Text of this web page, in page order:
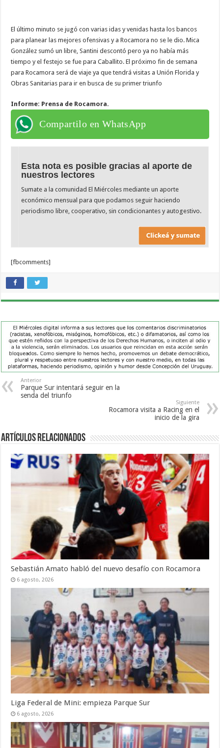
El último minuto se jugó con varias idas y venidas hasta los bancos
para planear las mejores ofensivas y a Rocamora no se le dio. Mica
González sumó un libre, Santini descontó pero ya no había más
tiempo y el festejo se fue para Caballito. El próximo fin de semana
para Rocamora será de viaje ya que tendrá visitas a Unión Florida y
Obras Sanitarias para ir en busca de su primer triunfo
Informe: Prensa de Rocamora.
Compartilo en WhatsApp
Esta nota es posible gracias al aporte de
nuestros lectores
Sumate a la comunidad El Miércoles mediante un aporte
económico mensual para que podamos seguir haciendo
periodismo libre, cooperativo, sin condicionantes y autogestivo.
[fbcomments]
Anterior
Parque Sur intentará seguir en la
senda del triunfo
Siguiente
Rocamora visita a Racing en el
inicio de la gira
Artículos Relacionados
Sebastián Amato habló del nuevo desafío con Rocamora
6 agosto, 2026
Liga Federal de Mini: empieza Parque Sur
6 agosto, 2026